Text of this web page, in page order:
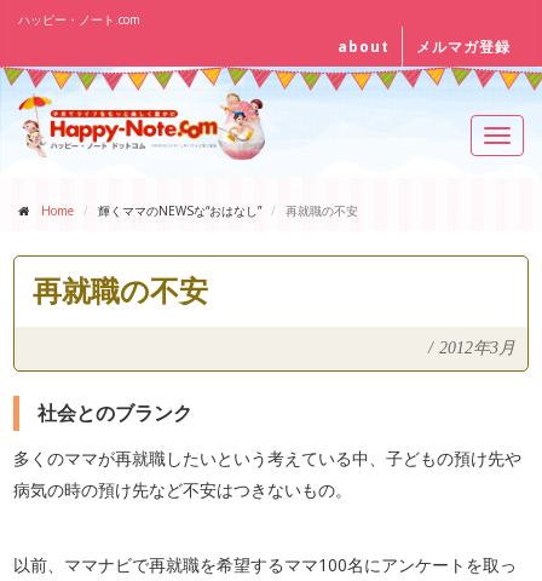
ハッピー・ノート.com
about メルマガ登録
Home 輝くママのNEWSな“おはなし” 再就職の不安
再就職の不安
/ 2012年3月
社会とのブランク
多くのママが再就職したいという考えている中、子どもの預け先や
病気の時の預け先など不安はつきないもの。
以前、ママナビで再就職を希望するママ100名にアンケートを取っ